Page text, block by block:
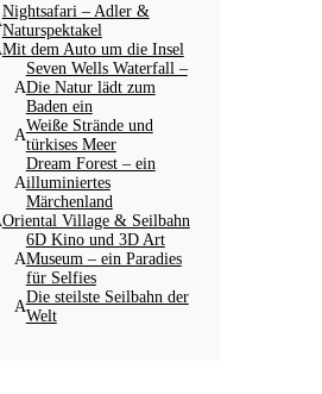
Nightsafari – Adler &
Naturspektakel
Mit dem Auto um die Insel
Seven Wells Waterfall –
Die Natur lädt zum
Baden ein
Weiße Strände und
türkises Meer
Dream Forest – ein
illuminiertes
Märchenland
Oriental Village & Seilbahn
6D Kino und 3D Art
Museum – ein Paradies
für Selfies
Die steilste Seilbahn der
Welt